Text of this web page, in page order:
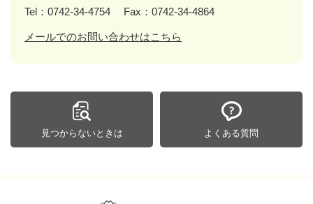
Tel：0742-34-4754
Fax：0742-34-4864
メールでのお問い合わせはこちら
見つからないときは よくある質問